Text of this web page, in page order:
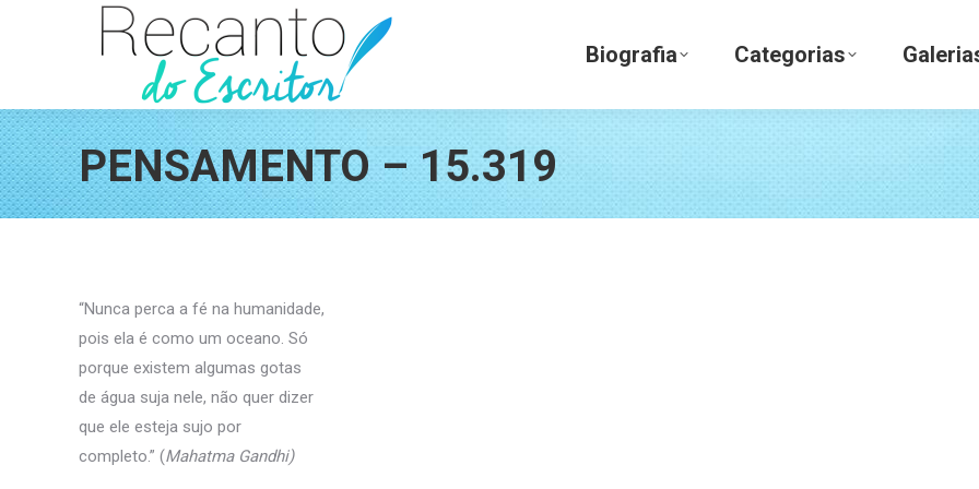
Biografia Categorias
PENSAMENTO – 15.319
“Nunca perca a fé na humanidade,
pois ela é como um oceano. Só
porque existem algumas gotas
de água suja nele, não quer dizer
que ele esteja sujo por
completo.” (Mahatma Gandhi)